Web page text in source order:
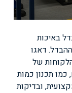
באיכות
דאגו
של
כמו תכנון כמות
ובדיקות